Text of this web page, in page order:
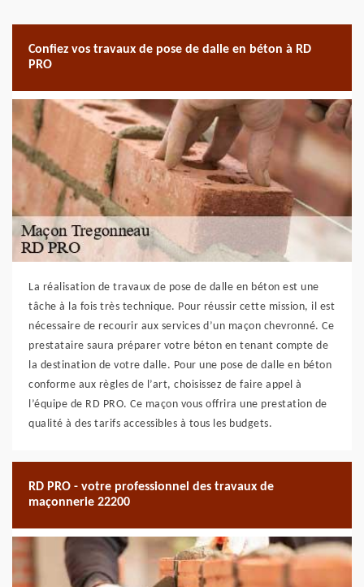
Confiez vos travaux de pose de dalle en béton à RD
PRO
La réalisation de travaux de pose de dalle en béton est une
tâche à la fois très technique. Pour réussir cette mission, il est
nécessaire de recourir aux services d’un maçon chevronné. Ce
prestataire saura préparer votre béton en tenant compte de
la destination de votre dalle. Pour une pose de dalle en béton
conforme aux règles de l’art, choisissez de faire appel à
l’équipe de RD PRO. Ce maçon vous offrira une prestation de
qualité à des tarifs accessibles à tous les budgets.
RD PRO - votre professionnel des travaux de
maçonnerie 22200